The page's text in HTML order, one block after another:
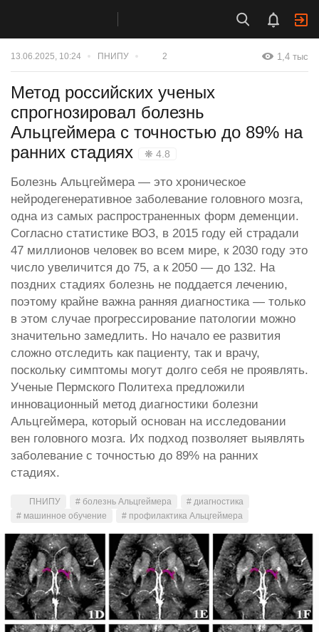
13.06.2025, 10:24 ПНИПУ 2 1,4 тыс
Метод российских ученых
спрогнозировал болезнь
Альцгеймера с точностью до 89% на
ранних стадиях
❋ 4.8
Болезнь Альцгеймера — это хроническое
нейродегенеративное заболевание головного мозга,
одна из самых распространенных форм деменции.
Согласно статистике ВОЗ, в 2015 году ей страдали
47 миллионов человек во всем мире, к 2030 году это
число увеличится до 75, а к 2050 — до 132. На
поздних стадиях болезнь не поддается лечению,
поэтому крайне важна ранняя диагностика — только
в этом случае прогрессирование патологии можно
значительно замедлить. Но начало ее развития
сложно отследить как пациенту, так и врачу,
поскольку симптомы могут долго себя не проявлять.
Ученые Пермского Политеха предложили
инновационный метод диагностики болезни
Альцгеймера, который основан на исследовании
вен головного мозга. Их подход позволяет выявлять
заболевание с точностью до 89% на ранних
стадиях.
ПНИПУ # болезнь Альцгеймера
# диагностика
# машинное обучение
# профилактика Альцгеймера